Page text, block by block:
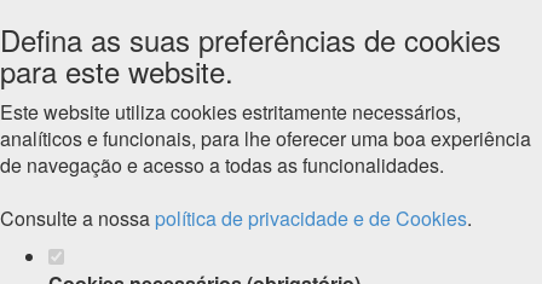
Defina as suas preferências de cookies
para este website.
Este website utiliza cookies estritamente necessários,
analíticos e funcionais, para lhe oferecer uma boa experiência
de navegação e acesso a todas as funcionalidades.
Consulte a nossa política de privacidade e de Cookies.